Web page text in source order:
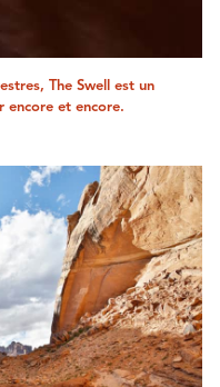
The Swell est un
encore et encore.